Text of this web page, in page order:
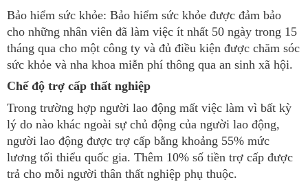
Bảo hiểm sức khỏe: Bảo hiểm sức khỏe được đảm bảo
cho những nhân viên đã làm việc ít nhất 50 ngày trong 15
tháng qua cho một công ty và đủ điều kiện được chăm sóc
sức khỏe và nha khoa miễn phí thông qua an sinh xã hội.
Chế độ trợ cấp thất nghiệp
Trong trường hợp người lao động mất việc làm vì bất kỳ
lý do nào khác ngoài sự chủ động của người lao động,
người lao động được trợ cấp bằng khoảng 55% mức
lương tối thiểu quốc gia. Thêm 10% số tiền trợ cấp được
trả cho mỗi người thân thất nghiệp phụ thuộc.